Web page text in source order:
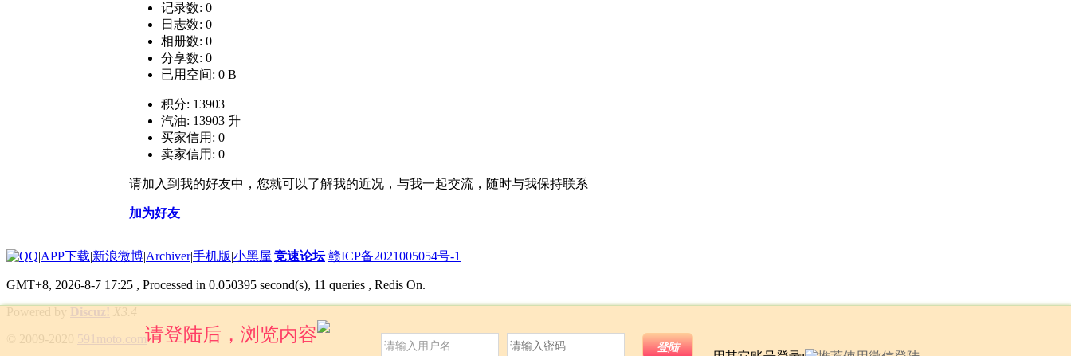
记录数: 0
日志数: 0
相册数: 0
分享数: 0
已用空间: 0 B
积分: 13903
汽油: 13903 升
买家信用: 0
卖家信用: 0
请加入到我的好友中，您就可以了解我的近况，与我一起交流，随时与我保持联系
加为好友
请登陆后，浏览内容
登陆
|APP下载|新浪微博|Archiver|手机版|小黑屋|竞速论坛 赣ICP备2021005054号-1
GMT+8, 2026-8-7 17:25 , Processed in 0.050395 second(s), 11 queries , Redis On.
Powered by Discuz! X3.4
© 2009-2020 591moto.com